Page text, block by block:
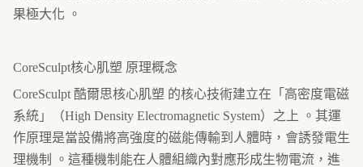
果極大化 。
CoreSculpt核心肌塑 原理概念
CoreSculpt 酷爾思核心肌塑 的核心技術建立在「高密度電磁
系統」（High Density Electromagnetic System）之上 。其運
作原理是當設備將高強度的磁能傳輸到人體時，會誘發電生
理機制 。這種機制能在人體組織內對應形成生物電流，進